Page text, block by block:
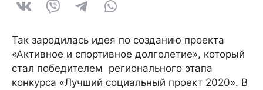
Так зародилась идея по созданию проекта
«Активное и спортивное долголетие», который
стал победителем регионального этапа
конкурса «Лучший социальный проект 2020». В